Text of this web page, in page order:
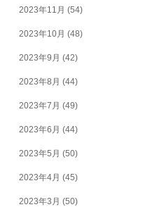
2023年11月 (54)
2023年10月 (48)
2023年9月 (42)
2023年8月 (44)
2023年7月 (49)
2023年6月 (44)
2023年5月 (50)
2023年4月 (45)
2023年3月 (50)